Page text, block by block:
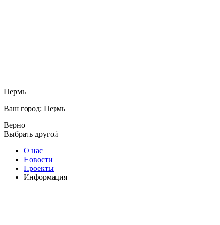
Пермь
Ваш город: Пермь
Верно
Выбрать другой
О нас
Новости
Проекты
Информация